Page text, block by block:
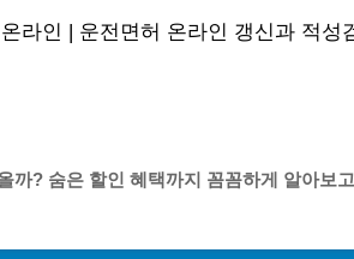
라인 | 운전면허 온라인 갱신과 적성
까? 숨은 할인 혜택까지 꼼꼼하게 알아보